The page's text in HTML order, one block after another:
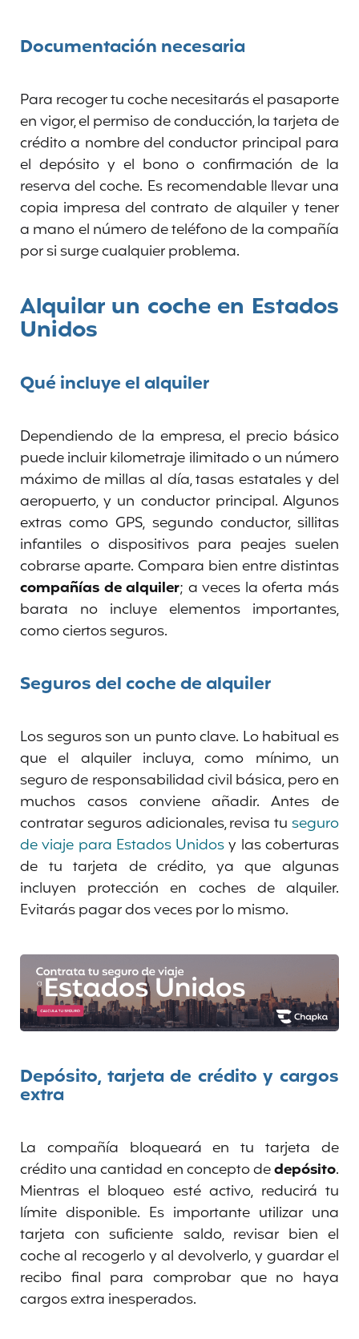
Documentación necesaria
Para recoger tu coche necesitarás el pasaporte
en vigor, el permiso de conducción, la tarjeta de
crédito a nombre del conductor principal para
el depósito y el bono o confirmación de la
reserva del coche. Es recomendable llevar una
copia impresa del contrato de alquiler y tener
a mano el número de teléfono de la compañía
por si surge cualquier problema.
Alquilar un coche en Estados
Unidos
Qué incluye el alquiler
Dependiendo de la empresa, el precio básico
puede incluir kilometraje ilimitado o un número
máximo de millas al día, tasas estatales y del
aeropuerto, y un conductor principal. Algunos
extras como GPS, segundo conductor, sillitas
infantiles o dispositivos para peajes suelen
cobrarse aparte. Compara bien entre distintas
compañías de alquiler; a veces la oferta más
barata no incluye elementos importantes,
como ciertos seguros.
Seguros del coche de alquiler
Los seguros son un punto clave. Lo habitual es
que el alquiler incluya, como mínimo, un
seguro de responsabilidad civil básica, pero en
muchos casos conviene añadir. Antes de
contratar seguros adicionales, revisa tu seguro
de viaje para Estados Unidosy las coberturas
de tu tarjeta de crédito, ya que algunas
incluyen protección en coches de alquiler.
Evitarás pagar dos veces por lo mismo.
Depósito, tarjeta de crédito y cargos
extra
La compañía bloqueará en tu tarjeta de
crédito una cantidad en concepto dedepósito.
Mientras el bloqueo esté activo, reducirá tu
límite disponible. Es importante utilizar una
tarjeta con suficiente saldo, revisar bien el
coche al recogerlo y al devolverlo, y guardar el
recibo final para comprobar que no haya
cargos extra inesperados.